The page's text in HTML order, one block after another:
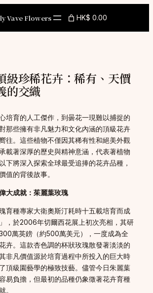
Vave Flowers HK$ 0.00
級珍稀花卉：稀有、天價
的交織
培育的人工傑作，到曇花一現難以捕捉的
那些擁有非凡魅力和文化內涵的頂級花卉
往。這些植物不僅因其稀有性和絕美外觀
載著深厚的歷史與精神意涵，代表著植物
下將深入探索全球最受追捧的花卉品種，
值的背後故事。
大成就：茱麗葉玫瑰
育種專家大衛奧斯汀耗時十五載培育而成
，於2006年切爾西花展上初次亮相，其研
萬英鎊（約500萬美元），一度成為全
卉。這款杏色調的杯狀玫瑰散發著淡淡的
非凡價值源於培育過程中所投入的巨大時
頂級園藝學的極致技藝。儘管今日朱麗葉
易負擔，但最初的品種仍象徵著花卉育種
。